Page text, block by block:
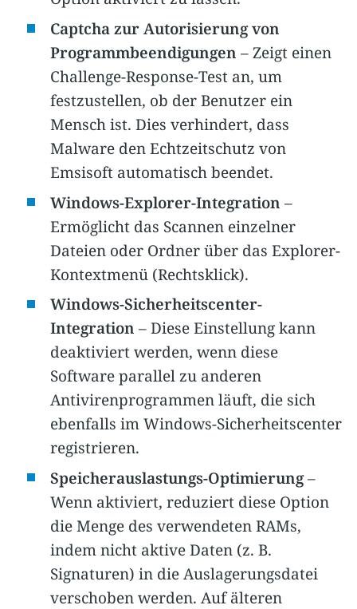
Captcha zur Autorisierung von
Programmbeendigungen – Zeigt einen
Challenge-Response-Test an, um
festzustellen, ob der Benutzer ein
Mensch ist. Dies verhindert, dass
Malware den Echtzeitschutz von
Emsisoft automatisch beendet.
Windows-Explorer-Integration –
Ermöglicht das Scannen einzelner
Dateien oder Ordner über das Explorer-
Kontextmenü (Rechtsklick).
Windows-Sicherheitscenter-
Integration – Diese Einstellung kann
deaktiviert werden, wenn diese
Software parallel zu anderen
Antivirenprogrammen läuft, die sich
ebenfalls im Windows-Sicherheitscenter
registrieren.
Speicherauslastungs-Optimierung–
Wenn aktiviert, reduziert diese Option
die Menge des verwendeten RAMs,
indem nicht aktive Daten (z. B.
Signaturen) in die Auslagerungsdatei
verschoben werden. Auf älteren